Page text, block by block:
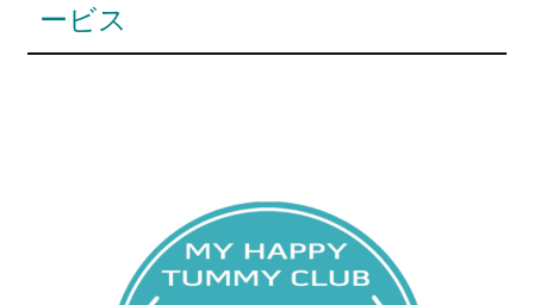
ービス